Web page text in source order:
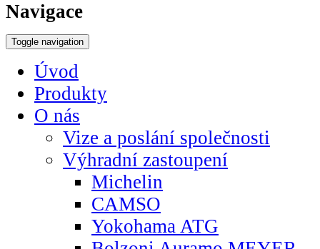
Navigace
Toggle navigation
Úvod
Produkty
O nás
Vize a poslání společnosti
Výhradní zastoupení
Michelin
CAMSO
Yokohama ATG